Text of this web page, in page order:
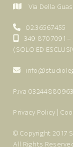
Via Della
02.36567455
349 8707091
(SOLO ED
P.iva 03244880963
Privacy Policy |
© Copyright 2017
All Rights